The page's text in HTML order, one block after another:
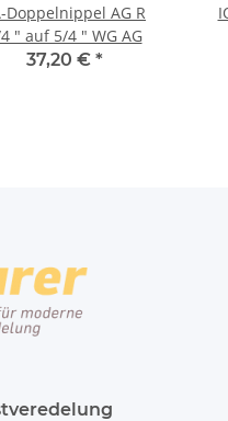
Doppelnippel AG R
" auf 5/4 " WG AG
37,20 € *